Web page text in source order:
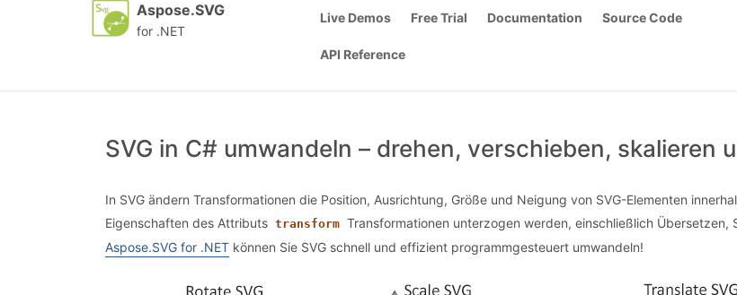
Aspose.SVG
for .NET
Live Demos Free Trial Documentation Source Code
API Reference
SVG in C# umwandeln – drehen, verschieben, skalieren
In SVG ändern Transformationen die Position, Ausrichtung, Größe und Neigung von SVG-Elementen
Eigenschaften des Attributs transform Transformationen unterzogen werden, einschließlich Übersetzen,
Aspose.SVG for .NET können Sie SVG schnell und effizient programmgesteuert umwandeln!